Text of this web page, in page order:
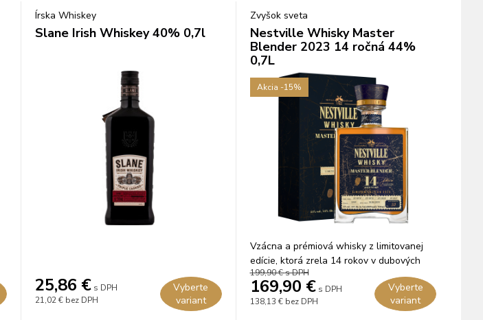
Írska Whiskey
Slane Irish Whiskey 40% 0,7l
25,86 € s DPH
21,02 € bez DPH
Vyberte
variant
Zvyšok sveta
Nestville Whisky Master
Blender 2023 14 ročná 44%
0,7L
Akcia -15%
Vzácna a prémiová whisky z limitovanej
edície, ktorá zrela 14 rokov v dubových
sudoch po rume.
199,90 €s DPH
169,90 € s DPH
138,13 € bez DPH
Vyberte
variant